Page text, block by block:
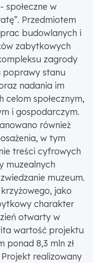
społeczne w
Przedmiotem
budowlanych i
zabytkowych
zagrody
poprawy stanu
nadania im
celom społecznym,
i gospodarczym.
również
w tym
treści cyfrowych
muzealnych
muzeum.
jako
charakter
otwarty w
wartość projektu
ponad 8,3 mln zł
realizowany